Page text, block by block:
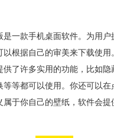
是一款手机桌面软件。为用
以根据自己的审美来下载使
供了许多实用的功能，比如
等等都可以使用。你还可以在
属于你自己的壁纸，软件会